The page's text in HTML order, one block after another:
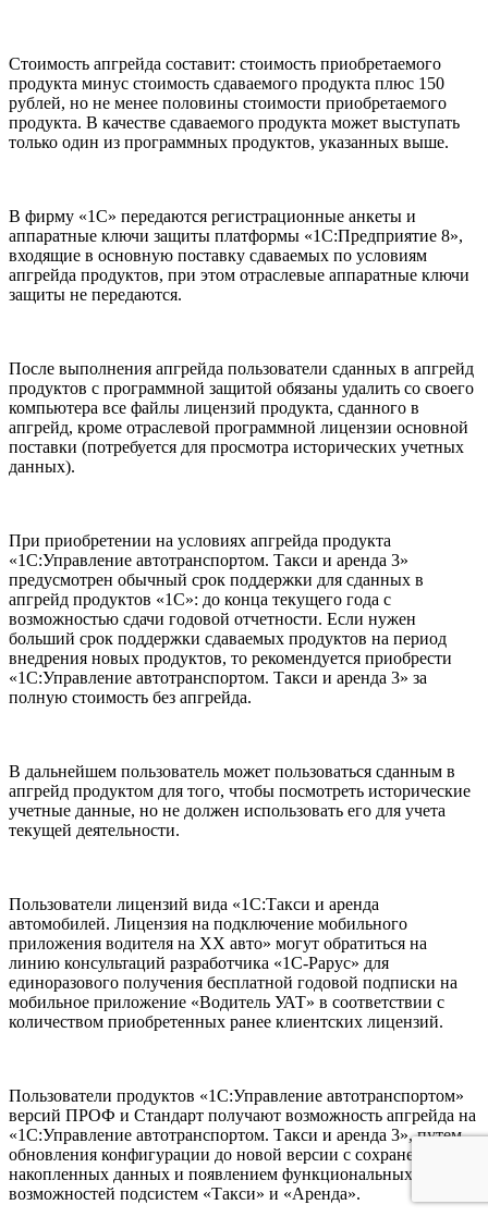
Стоимость апгрейда составит: стоимость приобретаемого
продукта минус стоимость сдаваемого продукта плюс 150
рублей, но не менее половины стоимости приобретаемого
продукта. В качестве сдаваемого продукта может выступать
только один из программных продуктов, указанных выше.
В фирму «1С» передаются регистрационные анкеты и
аппаратные ключи защиты платформы «1С:Предприятие 8»,
входящие в основную поставку сдаваемых по условиям
апгрейда продуктов, при этом отраслевые аппаратные ключи
защиты не передаются.
После выполнения апгрейда пользователи сданных в апгрейд
продуктов с программной защитой обязаны удалить со своего
компьютера все файлы лицензий продукта, сданного в
апгрейд, кроме отраслевой программной лицензии основной
поставки (потребуется для просмотра исторических учетных
данных).
При приобретении на условиях апгрейда продукта
«1С:Управление автотранспортом. Такси и аренда 3»
предусмотрен обычный срок поддержки для сданных в
апгрейд продуктов «1С»: до конца текущего года с
возможностью сдачи годовой отчетности. Если нужен
больший срок поддержки сдаваемых продуктов на период
внедрения новых продуктов, то рекомендуется приобрести
«1С:Управление автотранспортом. Такси и аренда 3» за
полную стоимость без апгрейда.
В дальнейшем пользователь может пользоваться сданным в
апгрейд продуктом для того, чтобы посмотреть исторические
учетные данные, но не должен использовать его для учета
текущей деятельности.
Пользователи лицензий вида «1С:Такси и аренда
автомобилей. Лицензия на подключение мобильного
приложения водителя на ХХ авто» могут обратиться на
линию консультаций разработчика «1С-Рарус» для
единоразового получения бесплатной годовой подписки на
мобильное приложение «Водитель УАТ» в соответствии с
количеством приобретенных ранее клиентских лицензий.
Пользователи продуктов «1С:Управление автотранспортом»
версий ПРОФ и Стандарт получают возможность апгрейда на
«1С:Управление автотранспортом. Такси и аренда 3», путем
обновления конфигурации до новой версии с сохранением
накопленных данных и появлением функциональных
возможностей подсистем «Такси» и «Аренда».